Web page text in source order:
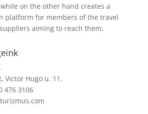
on the other hand creates a
platform for members of the travel
aiming to reach them.
Victor Hugo u. 11.
476 3106